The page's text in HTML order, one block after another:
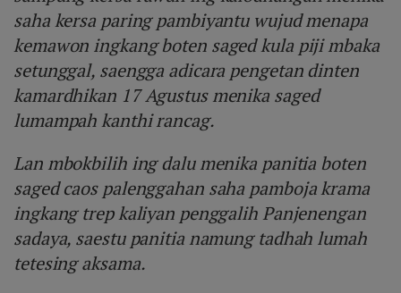
saha kersa paring pambiyantu wujud menapa
kemawon ingkang boten saged kula piji mbaka
setunggal, saengga adicara pengetan dinten
kamardhikan 17 Agustus menika saged
lumampah kanthi rancag.
Lan mbokbilih ing dalu menika panitia boten
saged caos palenggahan saha pamboja krama
ingkang trep kaliyan penggalih Panjenengan
sadaya, saestu panitia namung tadhah lumah
tetesing aksama.